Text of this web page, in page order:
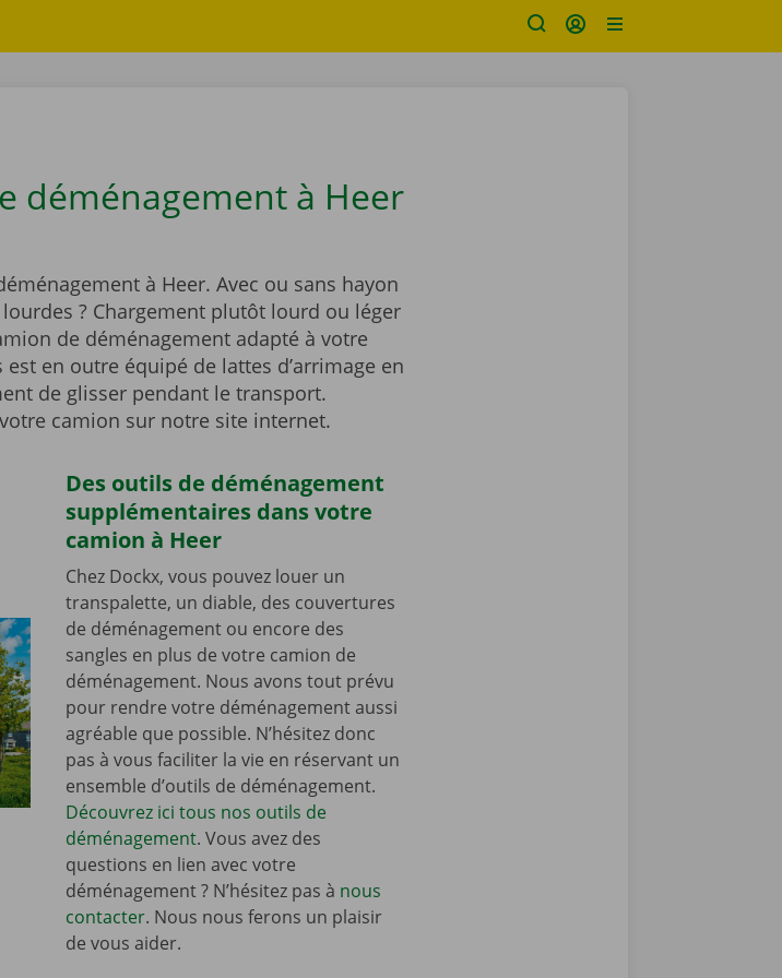
déménagement à Heer
à Heer. Avec ou sans hayon
? Chargement plutôt lourd ou léger
de déménagement adapté à votre
en outre équipé de lattes d’arrimage en
de glisser pendant le transport.
camion sur notre site internet.
Des outils de déménagement
supplémentaires dans votre
camion à Heer
Chez Dockx, vous pouvez louer un
transpalette, un diable, des couvertures
de déménagement ou encore des
sangles en plus de votre camion de
déménagement. Nous avons tout prévu
pour rendre votre déménagement aussi
agréable que possible. N’hésitez donc
pas à vous faciliter la vie en réservant un
ensemble d’outils de déménagement.
Découvrez ici tous nos outils de
déménagement. Vous avez des
questions en lien avec votre
déménagement ? N’hésitez pas à nous
contacter. Nous nous ferons un plaisir
de vous aider.